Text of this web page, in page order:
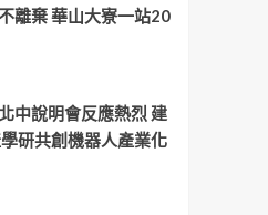
離棄 華山大寮一站20
中說明會反應熱烈 建
研共創機器人產業化